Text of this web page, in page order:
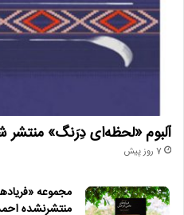
آلبوم «لحظه‌ای دِرَنگ» منتشر
7 روز پیش
مجموعه
منتشرنشده